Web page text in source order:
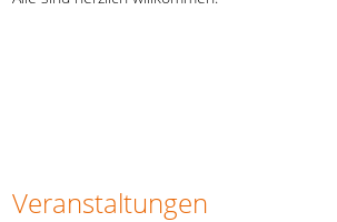
Veranstaltungen